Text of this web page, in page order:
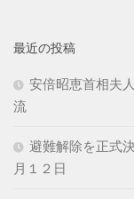
最近の投稿
安倍昭恵首相夫
流
避難解除を正式
月１２日